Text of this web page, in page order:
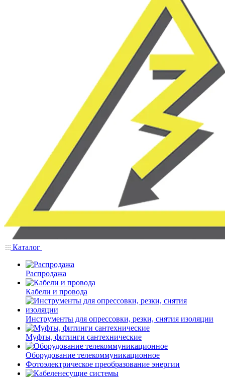
Каталог
Распродажа
Кабели и провода
Инструменты для опрессовки, резки, снятия изоляции
Муфты, фитинги сантехнические
Оборудование телекоммуникационное
Фотоэлектрическое преобразование энергии